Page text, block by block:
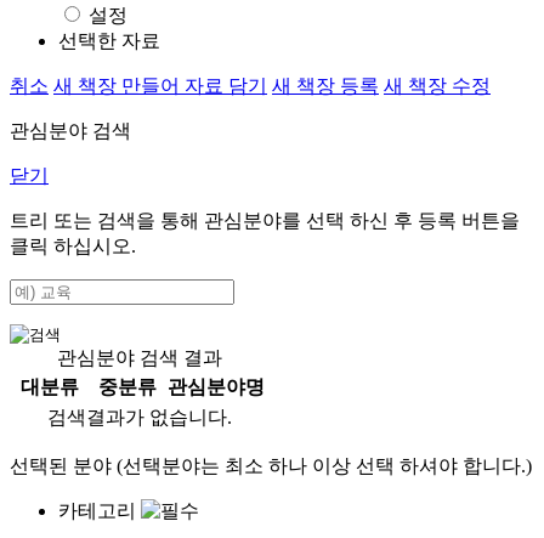
설정
선택한 자료
취소 새 책장 만들어 자료 담기 새 책장 등록 새 책장 수정
관심분야 검색
닫기
트리 또는 검색을 통해 관심분야를 선택 하신 후 등록 버튼을
클릭 하십시오.
관심분야 검색 결과
대분류
중분류
관심분야명
검색결과가 없습니다.
선택된 분야 (선택분야는 최소 하나 이상 선택 하셔야 합니다.)
카테고리